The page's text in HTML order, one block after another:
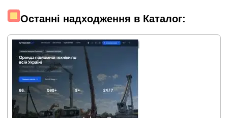
Останні надходження в Каталог: